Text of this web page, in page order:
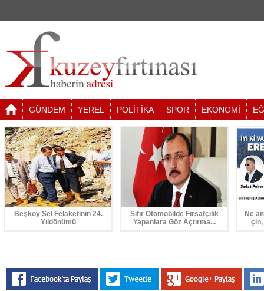
GÜNDEM YEREL POLİTİKA SPOR EKONOMİ
Beşköy Sel Felaketinin 24.
Yıldönümü
Sıfır Otomobilde Fırsatçılık
Yapanlara Göz Açtırma...
Ne